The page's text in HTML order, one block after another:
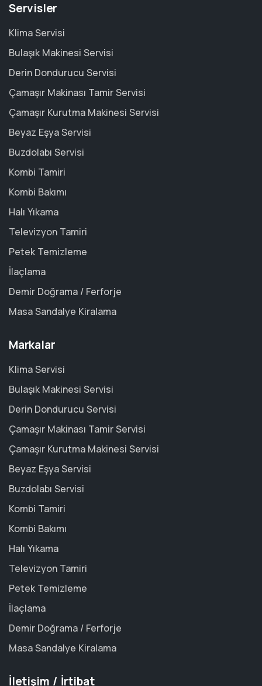
Servisler
Klima Servisi
Bulaşık Makinesi Servisi
Derin Dondurucu Servisi
Çamaşır Makinası Tamir Servisi
Çamaşır Kurutma Makinesi Servisi
Beyaz Eşya Servisi
Buzdolabı Servisi
Kombi Tamiri
Kombi Bakımı
Halı Yıkama
Televizyon Tamiri
Petek Temizleme
İlaçlama
Demir Doğrama / Ferforje
Masa Sandalye Kiralama
Markalar
Klima Servisi
Bulaşık Makinesi Servisi
Derin Dondurucu Servisi
Çamaşır Makinası Tamir Servisi
Çamaşır Kurutma Makinesi Servisi
Beyaz Eşya Servisi
Buzdolabı Servisi
Kombi Tamiri
Kombi Bakımı
Halı Yıkama
Televizyon Tamiri
Petek Temizleme
İlaçlama
Demir Doğrama / Ferforje
Masa Sandalye Kiralama
İletişim / İrtibat